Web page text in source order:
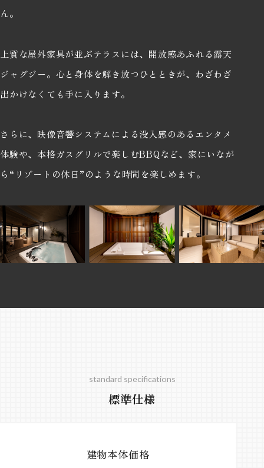
ん。
上質な屋外家具が並ぶテラスには、開放感あふれる露天
ジャグジー。心と身体を解き放つひとときが、わざわざ
出かけなくても手に入ります。
さらに、映像音響システムによる没入感のあるエンタメ
体験や、本格ガスグリルで楽しむBBQなど、家にいなが
ら“リゾートの休日”のような時間を楽しめます。
standard specifications
標準仕様
建物本体価格